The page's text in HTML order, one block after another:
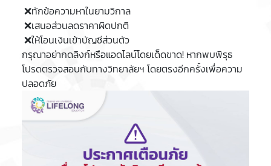
​ ❌ทักข้อความหาในยามวิกาล
​ ❌เสนอส่วนลดราคาผิดปกติ
​ ❌ให้โอนเงินเข้าบัญชีส่วนตัว
​กรุณาอย่ากดลิงก์หรือแอดไลน์โดยเด็ดขาด! หากพบพิรุธ
โปรดตรวจสอบกับทางวิทยาลัยฯ โดยตรงอีกครั้งเพื่อความ
ปลอดภัย